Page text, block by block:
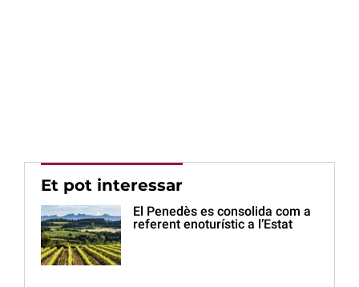
Et pot interessar
El Penedès es consolida com a
referent enoturístic a l’Estat